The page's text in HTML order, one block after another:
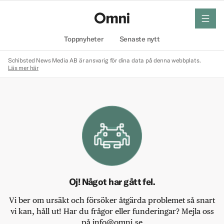
Toppnyheter Senaste nytt
meny
Schibsted News Media AB är ansvarig för dina data på denna webbplats.
Läs mer här
Oj! Något har gått fel.
Vi ber om ursäkt och försöker åtgärda problemet så snart
vi kan, håll ut! Har du frågor eller funderingar? Mejla oss